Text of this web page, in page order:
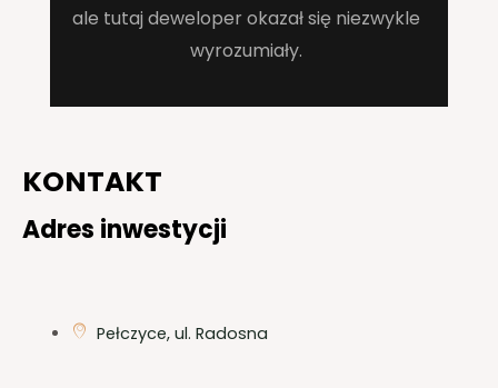
ale tutaj deweloper okazał się niezwykle
wyrozumiały.
KONTAKT
Adres inwestycji
Pełczyce, ul. Radosna